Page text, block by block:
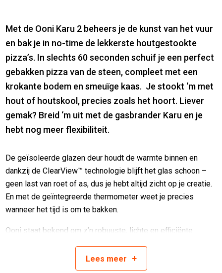
Met de Ooni Karu 2 beheers je de kunst van het vuur
en bak je in no-time de lekkerste houtgestookte
pizza’s. In slechts 60 seconden schuif je een perfect
gebakken pizza van de steen, compleet met een
krokante bodem en smeuïge kaas. Je stookt ‘m met
hout of houtskool, precies zoals het hoort. Liever
gemak? Breid ‘m uit met de gasbrander Karu en je
hebt nog meer flexibiliteit.
De geïsoleerde glazen deur houdt de warmte binnen en
dankzij de ClearView™ technologie blijft het glas schoon –
geen last van roet of as, dus je hebt altijd zicht op je creatie.
En met de geïntegreerde thermometer weet je precies
wanneer het tijd is om te bakken.
Ooni staat bekend om z’n robuuste, lichte en efficiënte
minuten klaar voor actie en bereikt moeiteloos 500°C. Zo
krijg je die echte authentieke pizzasmaak, gewoon in je
Lees meer +